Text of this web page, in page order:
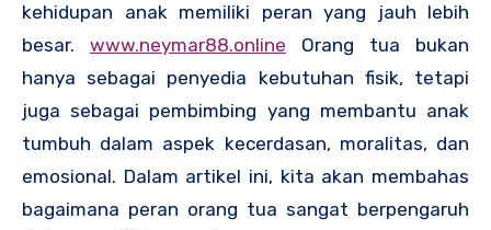
kehidupan anak memiliki peran yang jauh lebih
besar. www.neymar88.online Orang tua bukan
hanya sebagai penyedia kebutuhan fisik, tetapi
juga sebagai pembimbing yang membantu anak
tumbuh dalam aspek kecerdasan, moralitas, dan
emosional. Dalam artikel ini, kita akan membahas
bagaimana peran orang tua sangat berpengaruh